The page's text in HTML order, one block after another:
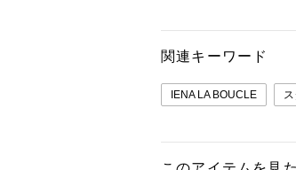
関連キーワード
IENA LA BOUCLE